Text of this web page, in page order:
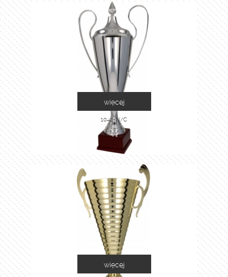
1042-N/C
więcej
więcej